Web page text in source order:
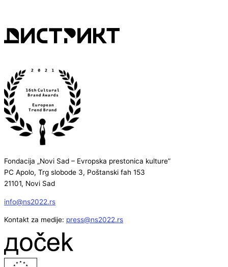
Fondacija „Novi Sad – Evropska prestonica kulture”
PC Apolo, Trg slobode 3, Poštanski fah 153
21101, Novi Sad
info@ns2022.rs
Kontakt za medije: press@ns2022.rs